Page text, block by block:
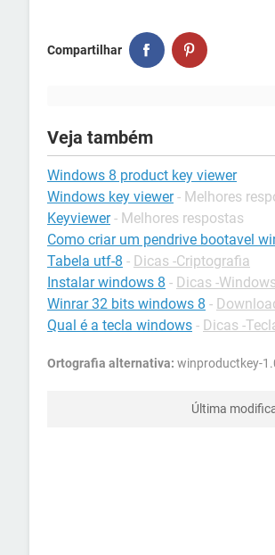
Compartilhar
Veja também
Windows 8 product key viewer
Windows key viewer - Melhores
Keyviewer - Melhores respostas
Como criar um pendrive bootavel
Tabela utf-8 - Dicas -Criptografia
Instalar windows 8 - Dicas -
Winrar 32 bits windows 8 -
Qual é a tecla windows - Dicas -
Ortografia alternativa: winproductkey-
Última